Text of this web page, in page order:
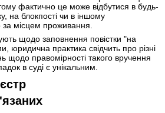
фактично це може відбутися в будь-
на блокпості чи в іншому
за місцем проживання.
щодо заповнення повістки "на
юридична практика свідчить про різні
щодо правомірності такого вручення
в суді є унікальним.